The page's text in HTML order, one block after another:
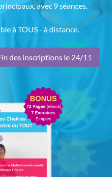
avec 9 séances.
à TOUS - à distance.
des inscriptions le 24/11